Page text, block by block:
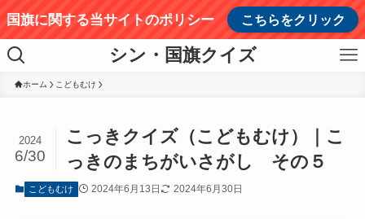
国旗に関する当サイトのポリシー こちらをクリック
シン・国旗クイズ
ホーム こどもむけ
こっきクイズ（こどもむけ）｜こ
っきのまちがいさがし その５
2024
6/30
こどもむけ 2024年6月13日 2024年6月30日